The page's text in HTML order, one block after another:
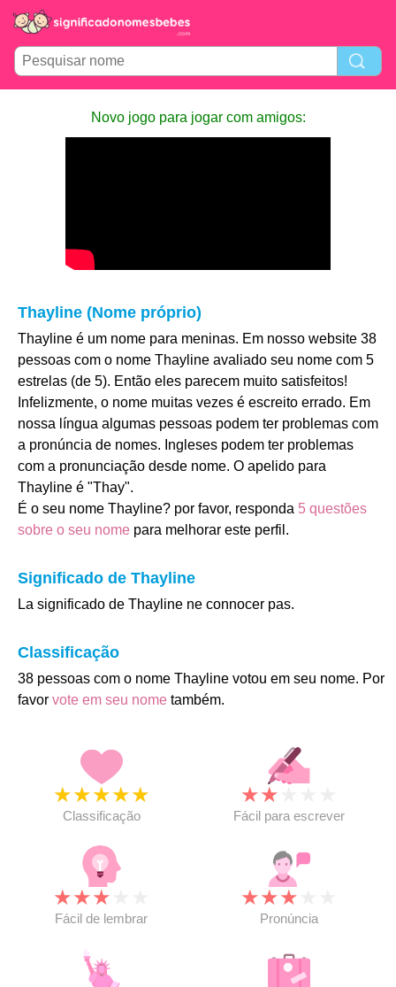
Novo jogo para jogar com amigos:
Thayline (Nome próprio)
Thayline é um nome para meninas. Em nosso website 38
pessoas com o nome Thayline avaliado seu nome com 5
estrelas (de 5). Então eles parecem muito satisfeitos!
Infelizmente, o nome muitas vezes é escreito errado. Em
nossa língua algumas pessoas podem ter problemas com
a pronúncia de nomes. Ingleses podem ter problemas
com a pronunciação desde nome. O apelido para
Thayline é "Thay".
É o seu nome Thayline? por favor, responda 5 questões
sobre o seu nome para melhorar este perfil.
Significado de Thayline
La significado de Thayline ne connocer pas.
Classificação
38 pessoas com o nome Thayline votou em seu nome. Por
favor vote em seu nome também.
★★★★★
Classificação
★★
Fácil para escrever
★★★
Fácil de lembrar
★★★
Pronúncia